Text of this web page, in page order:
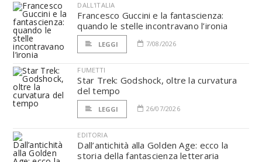
DALL'ITALIA
Francesco Guccini e la fantascienza:
quando le stelle incontravano l’ironia
LEGGI 7/08/2026
FUMETTI
Star Trek: Godshock, oltre la curvatura
del tempo
LEGGI 26/07/2026
EDITORIA
Dall’antichità alla Golden Age: ecco la
storia della fantascienza letteraria